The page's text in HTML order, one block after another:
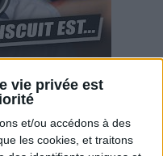
vie privée est
et/ou accédons à des
les cookies, et traitons
Que valent vraiment
?